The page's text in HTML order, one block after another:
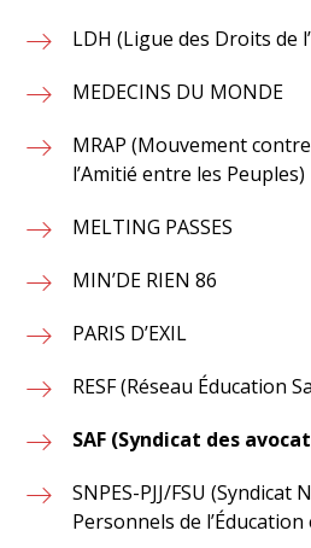
LDH (Ligue des Droits de
MEDECINS DU MONDE
MRAP (Mouvement
l’Amitié entre les Peuples)
MELTING PASSES
MIN’DE RIEN 86
PARIS D’EXIL
RESF (Réseau Éducation
SAF (Syndicat des
SNPES-PJJ/FSU (Syndicat
Personnels de l’Éducation